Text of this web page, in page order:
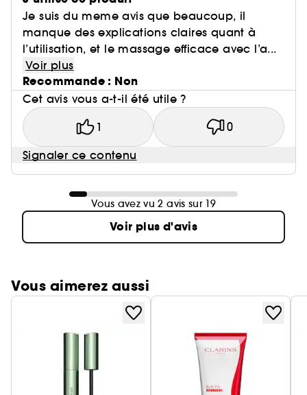
Je suis du meme avis que beaucoup, il
manque des explications claires quant à
l’utilisation, et le massage efficace avec l’a...
Voir plus
Recommande : Non
Cet avis vous a-t-il été utile ?
1 0
Signaler ce contenu
Vous avez vu 2 avis sur 19
Voir plus d'avis
Vous aimerez aussi